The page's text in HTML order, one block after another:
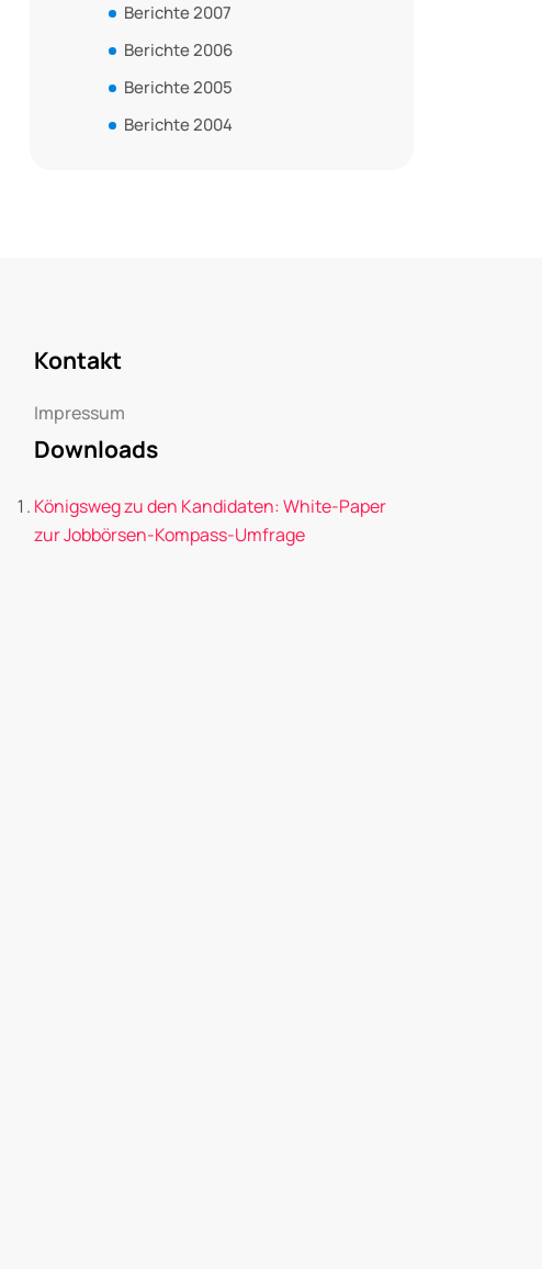
Berichte 2007
Berichte 2006
Berichte 2005
Berichte 2004
Kontakt
Impressum
Downloads
Königsweg zu den Kandidaten: White-Paper
zur Jobbörsen-Kompass-Umfrage